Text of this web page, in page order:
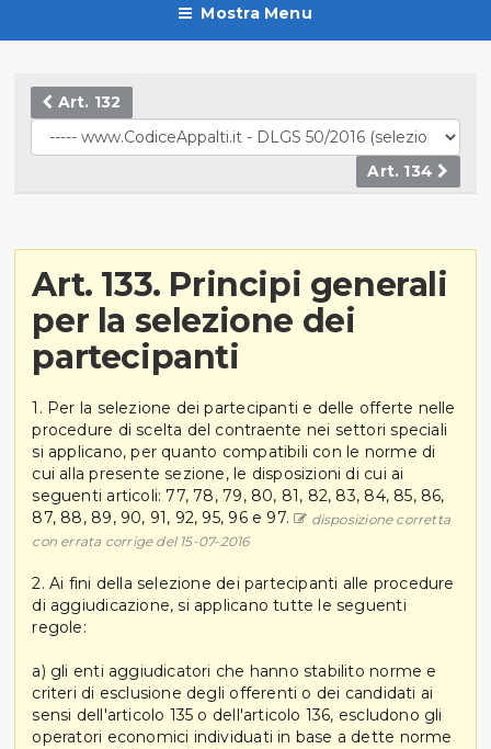
Mostra Menu
Art. 132
Art. 134
Art. 133. Principi generali
per la selezione dei
partecipanti
1. Per la selezione dei partecipanti e delle offerte nelle
procedure di scelta del contraente nei settori speciali
si applicano, per quanto compatibili con le norme di
cui alla presente sezione, le disposizioni di cui ai
seguenti articoli: 77, 78, 79, 80, 81, 82, 83, 84, 85, 86,
87, 88, 89, 90, 91, 92, 95, 96 e 97.
disposizione corretta
con errata corrige del 15-07-2016
2. Ai fini della selezione dei partecipanti alle procedure
di aggiudicazione, si applicano tutte le seguenti
regole:
a) gli enti aggiudicatori che hanno stabilito norme e
criteri di esclusione degli offerenti o dei candidati ai
sensi dell'articolo 135 o dell'articolo 136, escludono gli
operatori economici individuati in base a dette norme